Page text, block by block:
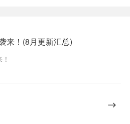
来！(8月更新汇总)